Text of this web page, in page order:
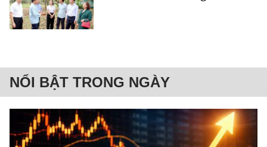
NỔI BẬT TRONG NGÀY